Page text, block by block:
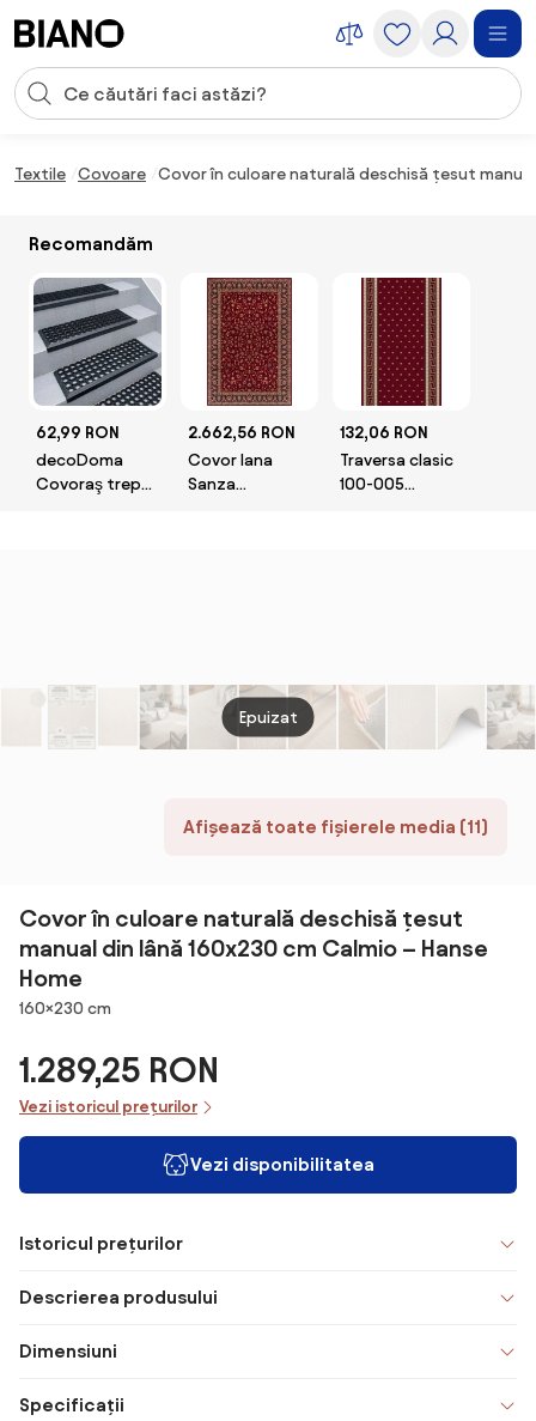
Introducerea căutării
Textile Covoare Covor în culoare naturală deschisă țesut
Recomandăm
62,99 RON
decoDoma
Covoraş trepte
2.662,56 RON
Covor lana
Sanza
132,06 RON
Traversa clasic
100-005
Afișează toate fișierele media (11)
Epuizat
Covor în culoare naturală deschisă țesut
manual din lână 160x230 cm Calmio – Hanse
Home
Dimensiuni
160×230 cm
1.289,25 RON
Vezi istoricul prețurilor
Vezi disponibilitatea
Istoricul prețurilor
Descrierea produsului
Dimensiuni
Specificații